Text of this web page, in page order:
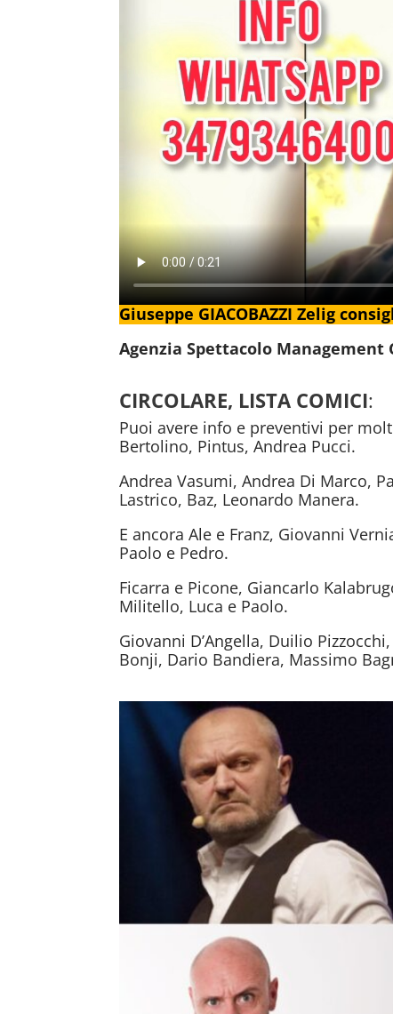
Giuseppe GIACOBAZZI Zelig
Agenzia Spettacolo
CIRCOLARE, LISTA COMICI:
Puoi avere info e preventivi per
Bertolino, Pintus, Andrea Pucci.
Andrea Vasumi, Andrea Di Marco,
Lastrico, Baz, Leonardo Manera.
E ancora Ale e Franz, Giovanni
Paolo e Pedro.
Ficarra e Picone, Giancarlo
Militello, Luca e Paolo.
Giovanni D’Angella, Duilio
Bonji, Dario Bandiera, Massimo